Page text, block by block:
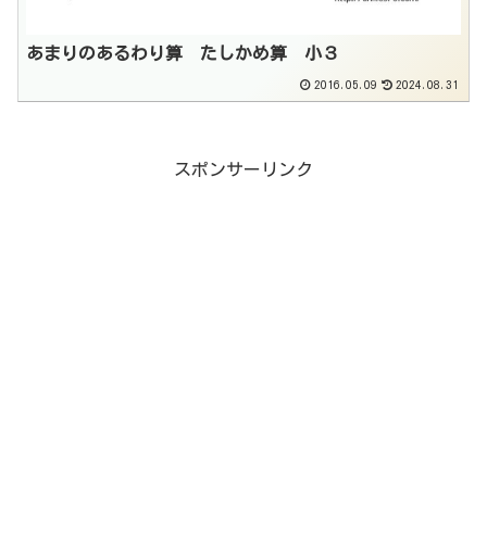
あまりのあるわり算 たしかめ算 小３
2016.05.09 2024.08.31
スポンサーリンク